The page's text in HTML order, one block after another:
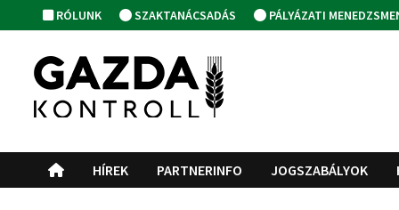
to
content
RÓLUNK SZAKTANÁCSADÁS PÁLYÁZATI
HÍREK PARTNERINFO JOGSZABÁLYOK